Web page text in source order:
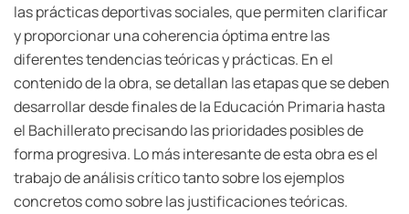
las prácticas deportivas sociales, que permiten clarificar
y proporcionar una coherencia óptima entre las
diferentes tendencias teóricas y prácticas. En el
contenido de la obra, se detallan las etapas que se deben
desarrollar desde finales de la Educación Primaria hasta
el Bachillerato precisando las prioridades posibles de
forma progresiva. Lo más interesante de esta obra es el
trabajo de análisis crítico tanto sobre los ejemplos
concretos como sobre las justificaciones teóricas.